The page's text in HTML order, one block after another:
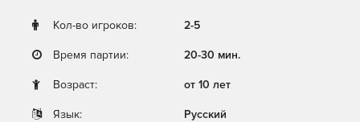
Кол-во игроков: 2-5
Время партии: 20-30 мин.
Возраст: от 10 лет
Язык: Русский